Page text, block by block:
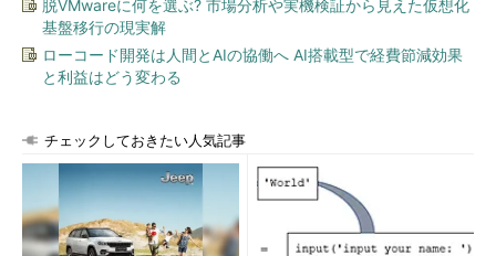
コンピューターの管理\管理用テンプレート
\Windows コンポーネント\クラウド コンテンツ
\Microsoft コンシューマー エクスペリエンスを
無効にする：
\Windows コンポーネント\ストア\更新プログラ
ムの自動ダウンロードおよび自動インストールを
オフにする：有効
コンピューターの管理\管理用テンプレート
\Windows コンポーネント\ストア\最新バージョ
脱VMwareに何を選ぶ? 市場分析や実機検証から見えた仮想化
基盤移行の現実解
ローコード開発は人間とAIの協働へ AI搭載型で経費節減効果
と利益はどう変わる
チェックしておきたい人気記事